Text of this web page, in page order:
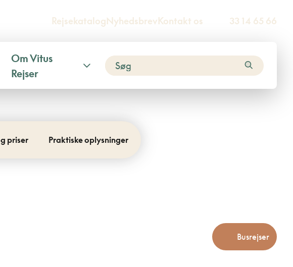
RejsekatalogNyhedsbrevKontakt os 33 14 65 66
Om Vitus
Rejser
priser Praktiske oplysninger
Busrejser